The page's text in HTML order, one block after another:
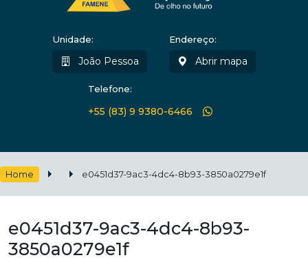
Unidade:
João Pessoa
Endereço:
Abrir mapa
Telefone:
+55 (83) 9 9380-6466
Home e0451d37-9ac3-4dc4-8b93-3850a0279e1f
e0451d37-9ac3-4dc4-8b93-
3850a0279e1f